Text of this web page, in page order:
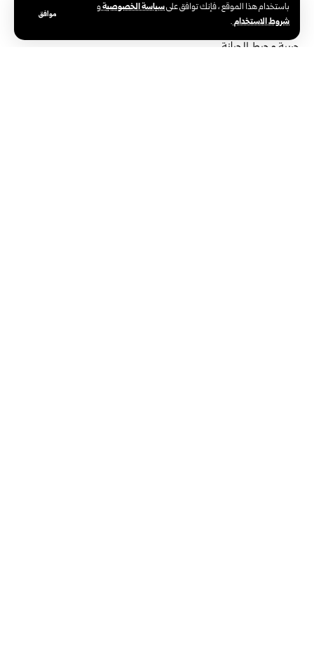
باستخدام هذا الموقع ، فإنك توافق علىسياسة الخصوصيةو
شروط الاستخدام.
موافق
كما طالت الغارات مناطق أخرى بينها الشرافيات شرق العباسية،
والخرايب، وصفد البطيخ، والجميجمة، وحبوش، حيث استهدفت طائرة
حربية محيط الجبانة.